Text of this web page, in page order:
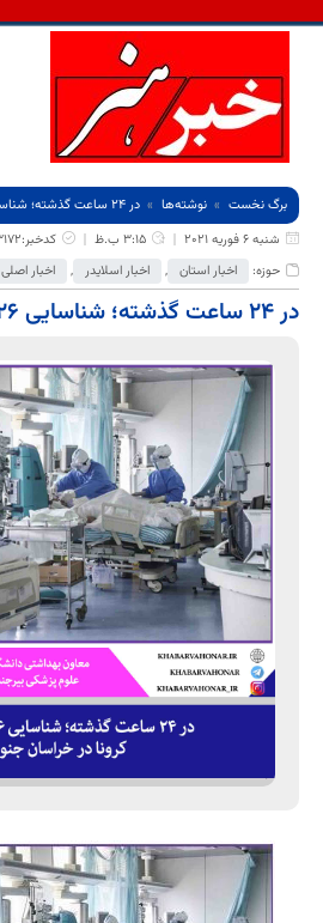
برگ نخست نوشته‌ها
در 24 ساعت گذشته؛ شناسایی 26 بیمار جدید کرونا در خراسان جنوبی
شنبه 6 فوریه 2021
3:15 ب.ظ
کدخبر:53172
حوزه:
اخبار استان , اخبار اسلایدر , اخبار اصلی
در 24 ساعت گذشته؛ شناسایی 26 بیمار جدید کرونا در خراسان جنوبی